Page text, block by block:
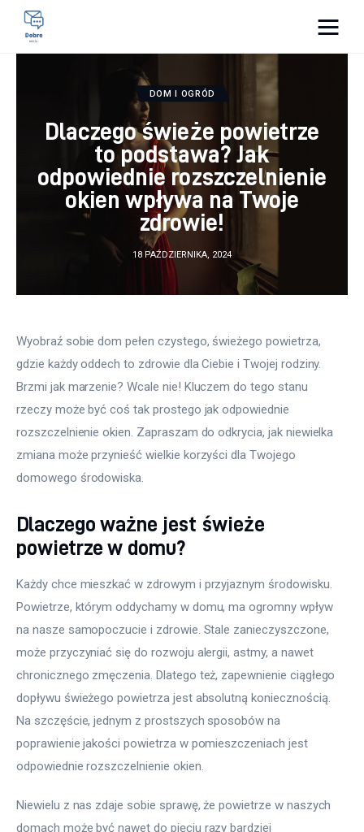
Kunchnia i kulinaria
Zdrowie
Uroda
DOM I OGRÓD
Dlaczego świeże powietrze
to podstawa? Jak
odpowiednie rozszczelnienie
okien wpływa na Twoje
zdrowie!
18 PAŹDZIERNIKA, 2024
Wyobraź sobie dom pełen czystego, świeżego powietrza,
gdzie każdy oddech to zdrowie dla Ciebie i Twojej rodziny.
Brzmi jak marzenie? Wcale nie! Kluczem do tego stanu
rzeczy może być coś tak prostego jak odpowiednie
rozszczelnienie okien. Zapraszam do odkrycia, jak niewielka
zmiana może przynieść wielkie korzyści dla Twojego
domowego środowiska.
Dlaczego ważne jest świeże
powietrze w domu?
Każdy chce mieszkać w zdrowym i przyjaznym środowisku.
Powietrze, którym oddychamy w domu, ma ogromny wpływ
na nasze samopoczucie i zdrowie. Stale zanieczyszczone,
może przyczyniać się do rozwoju alergii, astmy, a nawet
chronicznego zmęczenia. Dlatego też, zapewnienie ciągłego
dopływu świeżego powietrza jest absolutną koniecznością.
Na szczęście, jednym z prostszych sposobów na
poprawienie jakości powietrza w pomieszczeniach jest
odpowiednie rozszczelnienie okien.
Niewielu z nas zdaje sobie sprawę, że powietrze w naszych
domach może być nawet do pięciu razy bardziej